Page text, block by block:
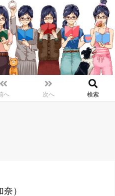
へ 次へ 検索
）